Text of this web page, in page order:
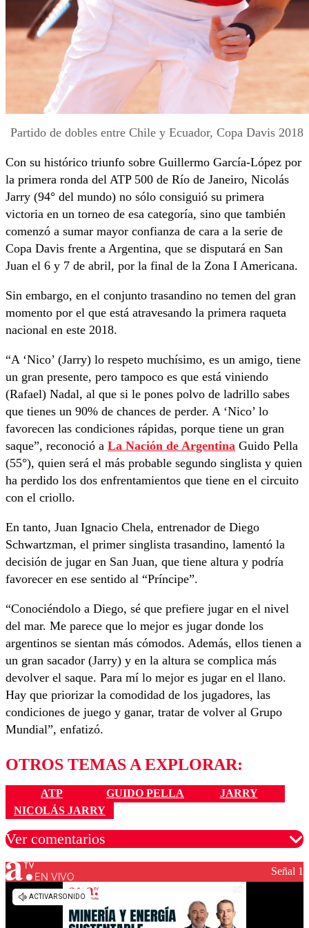
Partido de dobles entre Chile y Ecuador, Copa Davis 2018
Con su histórico triunfo sobre Guillermo García-López por
la primera ronda del ATP 500 de Río de Janeiro, Nicolás
Jarry (94° del mundo) no sólo consiguió su primera
victoria en un torneo de esa categoría, sino que también
comenzó a sumar mayor confianza de cara a la serie de
Copa Davis frente a Argentina, que se disputará en San
Juan el 6 y 7 de abril, por la final de la Zona I Americana.
Sin embargo, en el conjunto trasandino no temen del gran
momento por el que está atravesando la primera raqueta
nacional en este 2018.
“A ‘Nico’ (Jarry) lo respeto muchísimo, es un amigo, tiene
un gran presente, pero tampoco es que está viniendo
(Rafael) Nadal, al que si le pones polvo de ladrillo sabes
que tienes un 90% de chances de perder. A ‘Nico’ lo
favorecen las condiciones rápidas, porque tiene un gran
saque”, reconoció a La Nación de Argentina Guido Pella
(55°), quien será el más probable segundo singlista y quien
ha perdido los dos enfrentamientos que tiene en el circuito
con el criollo.
En tanto, Juan Ignacio Chela, entrenador de Diego
Schwartzman, el primer singlista trasandino, lamentó la
decisión de jugar en San Juan, que tiene altura y podría
favorecer en ese sentido al “Príncipe”.
“Conociéndolo a Diego, sé que prefiere jugar en el nivel
del mar. Me parece que lo mejor es jugar donde los
argentinos se sientan más cómodos. Además, ellos tienen a
un gran sacador (Jarry) y en la altura se complica más
devolver el saque. Para mí lo mejor es jugar en el llano.
Hay que priorizar la comodidad de los jugadores, las
condiciones de juego y ganar, tratar de volver al Grupo
Mundial”, enfatizó.
OTROS TEMAS A EXPLORAR:
ATP GUIDO PELLA
JARRY
NICOLÁS JARRY
Ver comentarios
Los comentarios son moderados para garantizar un
EN VIVO Señal 1